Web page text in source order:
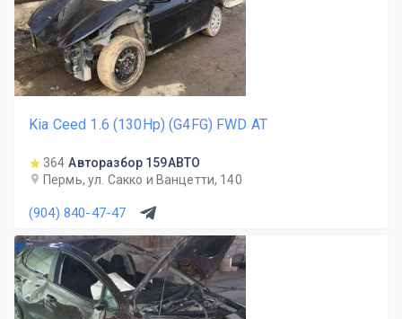
Kia Ceed 1.6 (130Hp) (G4FG) FWD AT
364 Авторазбор 159АВТО
Пермь, ул. Сакко и Ванцетти, 140
(904) 840-47-47